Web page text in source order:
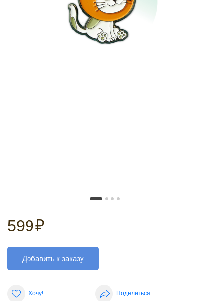
599₽
Добавить к заказу
Хочу! Поделиться